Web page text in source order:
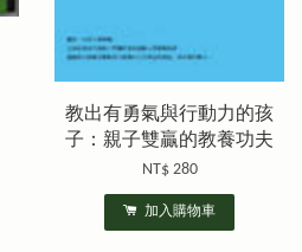
教出有勇氣與行動力的孩
子：親子雙贏的教養功夫
NT$ 280
加入購物車